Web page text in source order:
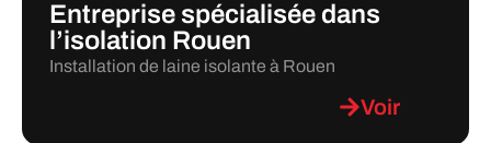
Entreprise spécialisée dans
l’isolation Rouen
Installation de laine isolante à Rouen
Voir